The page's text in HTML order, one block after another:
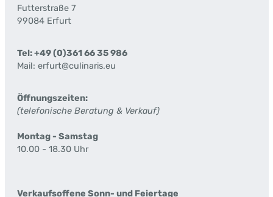
Futterstraße 7
99084 Erfurt
Tel: +49 (0)361 66 35 986
Mail: erfurt@culinaris.eu
Öffnungszeiten:
(telefonische Beratung & Verkauf)
Montag - Samstag
10.00 - 18.30 Uhr
Verkaufsoffene Sonn- und Feiertage